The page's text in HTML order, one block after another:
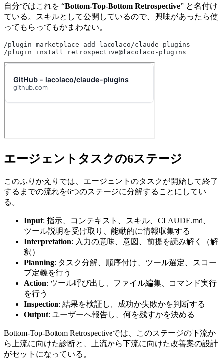
自分ではこれを “Bottom-Top-Bottom Retrospective” と名付け
ている。スキルとして公開しているので、興味があったら使
ってもらってもかまわない。
/plugin marketplace add lacolaco/claude-plugins
/plugin install retrospective@lacolaco-plugins
エージェントタスクの6ステージ
このふりかえりでは、エージェントのタスクが開始して終了
するまでの流れを6つのステージに分解することにしてい
る。
Input: 指示、コンテキスト、スキル、CLAUDE.md、
ツール説明を受け取り、能動的に情報収集する
Interpretation: 入力の意味、意図、前提を読み解く（解
釈）
Planning: タスク分解、順序付け、ツール選定、スコー
プ定義を行う
Action: ツール呼び出し、ファイル編集、コマンド実行
を行う
Inspection: 結果を検証し、成功か失敗かを判断する
Output: ユーザーへ報告し、何を残すかを決める
Bottom-Top-Bottom Retrospectiveでは、このステージの下流か
ら上流に向けた診断と、上流から下流に向けた改善案の設計
がセットになっている。